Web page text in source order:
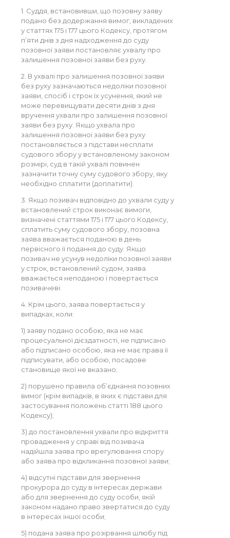
1. Суддя, встановивши, що позовну заяву
подано без додержання вимог, викладених
у статтях 175 і 177 цього Кодексу, протягом
п’яти днів з дня надходження до суду
позовної заяви постановляє ухвалу про
залишення позовної заяви без руху.
2. В ухвалі про залишення позовної заяви
без руху зазначаються недоліки позовної
заяви, спосіб і строк їх усунення, який не
може перевищувати десяти днів з дня
вручення ухвали про залишення позовної
заяви без руху. Якщо ухвала про
залишення позовної заяви без руху
постановляється з підстави несплати
судового збору у встановленому законом
розмірі, суд в такій ухвалі повинен
зазначити точну суму судового збору, яку
необхідно сплатити (доплатити).
3. Якщо позивач відповідно до ухвали суду у
встановлений строк виконає вимоги,
визначені статтями 175 і 177 цього Кодексу,
сплатить суму судового збору, позовна
заява вважається поданою в день
первісного її подання до суду. Якщо
позивач не усунув недоліки позовної заяви
у строк, встановлений судом, заява
вважається неподаною і повертається
позивачеві.
4. Крім цього, заява повертається у
випадках, коли:
1) заяву подано особою, яка не має
процесуальної дієздатності, не підписано
або підписано особою, яка не має права її
підписувати, або особою, посадове
становище якої не вказано;
2) порушено правила об’єднання позовних
вимог (крім випадків, в яких є підстави для
застосування положень статті 188 цього
Кодексу);
3) до постановлення ухвали про відкриття
провадження у справі від позивача
надійшла заява про врегулювання спору
або заява про відкликання позовної заяви;
4) відсутні підстави для звернення
прокурора до суду в інтересах держави
або для звернення до суду особи, якій
законом надано право звертатися до суду
в інтересах іншої особи;
5) подана заява про розірвання шлюбу під